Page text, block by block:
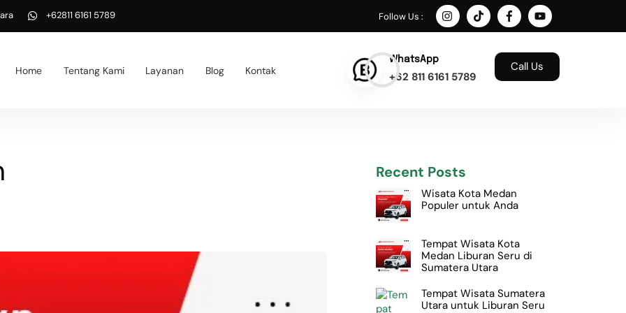
+62811 6161 5789 Follow Us :
Home Tentang Kami Layanan Blog Kontak
WhatsApp
+62 811 6161 5789
Call Us
Recent Posts
Wisata Kota Medan
Populer untuk Anda
Tempat Wisata Kota
Medan Liburan Seru di
Sumatera Utara
Tempat Wisata Sumatera
Utara untuk Liburan Seru